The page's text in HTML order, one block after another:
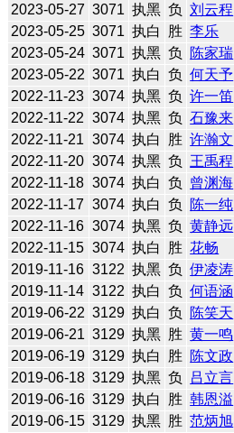
2023-05-27 3071 执黑 负 刘云程
2023-05-25 3071 执白 胜 李乐
2023-05-24 3071 执黑 负 陈家瑞
2023-05-22 3071 执白 负 何天予
2022-11-23 3074 执黑 负 许一笛
2022-11-22 3074 执黑 负 石豫来
2022-11-21 3074 执白 胜 许瀚文
2022-11-20 3074 执黑 负 王禹程
2022-11-18 3074 执白 负 曾渊海
2022-11-17 3074 执白 负 陈一纯
2022-11-16 3074 执黑 负 黄静远
2022-11-15 3074 执白 胜 花畅
2019-11-16 3122 执黑 负 伊凌涛
2019-11-14 3122 执白 负 何语涵
2019-06-22 3129 执白 负 陈笑天
2019-06-21 3129 执黑 胜 黄一鸣
2019-06-19 3129 执白 胜 陈文政
2019-06-18 3129 执黑 负 吕立言
2019-06-16 3129 执白 胜 韩恩溢
2019-06-15 3129 执黑 胜 范炳旭